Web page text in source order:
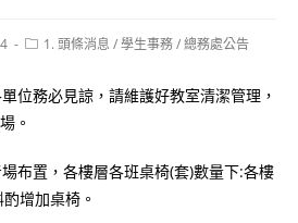
Post1. 頭條消息 /學生事務/總務處公告
位務必見諒，請維護好教室清潔管理，
。
布置，各樓層各班桌椅(套)數量下:各樓
增加桌椅。